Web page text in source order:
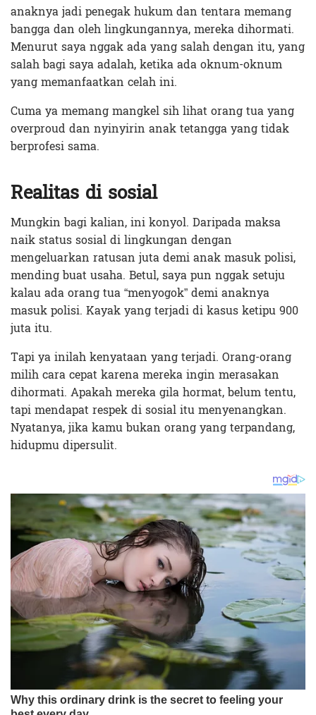
anaknya jadi penegak hukum dan tentara memang
bangga dan oleh lingkungannya, mereka dihormati.
Menurut saya nggak ada yang salah dengan itu, yang
salah bagi saya adalah, ketika ada oknum-oknum
yang memanfaatkan celah ini.
Cuma ya memang mangkel sih lihat orang tua yang
overproud dan nyinyirin anak tetangga yang tidak
berprofesi sama.
Realitas di sosial
Mungkin bagi kalian, ini konyol. Daripada maksa
naik status sosial di lingkungan dengan
mengeluarkan ratusan juta demi anak masuk polisi,
mending buat usaha. Betul, saya pun nggak setuju
kalau ada orang tua “menyogok” demi anaknya
masuk polisi. Kayak yang terjadi di kasus ketipu 900
juta itu.
Tapi ya inilah kenyataan yang terjadi. Orang-orang
milih cara cepat karena mereka ingin merasakan
dihormati. Apakah mereka gila hormat, belum tentu,
tapi mendapat respek di sosial itu menyenangkan.
Nyatanya, jika kamu bukan orang yang terpandang,
hidupmu dipersulit.